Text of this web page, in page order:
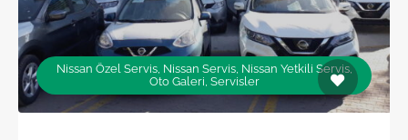
Nissan Özel Servis, Nissan Servis, Nissan Yetkili Servis,
Oto Galeri, Servisler